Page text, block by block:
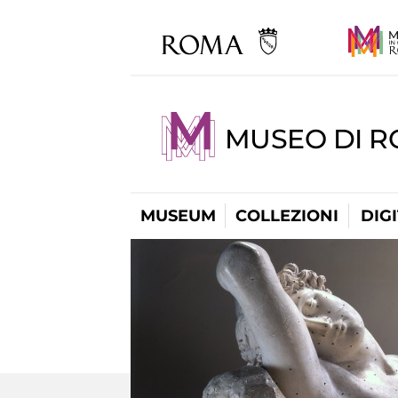
MUSEO DI
MUSEUM COLLEZIONI